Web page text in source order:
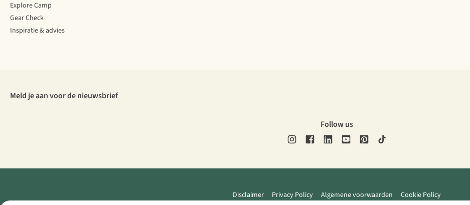
Explore Camp
Gear Check
Inspiratie & advies
Meld je aan voor de nieuwsbrief
Follow us
Disclaimer Privacy Policy Algemene voorwaarden Cookie Policy